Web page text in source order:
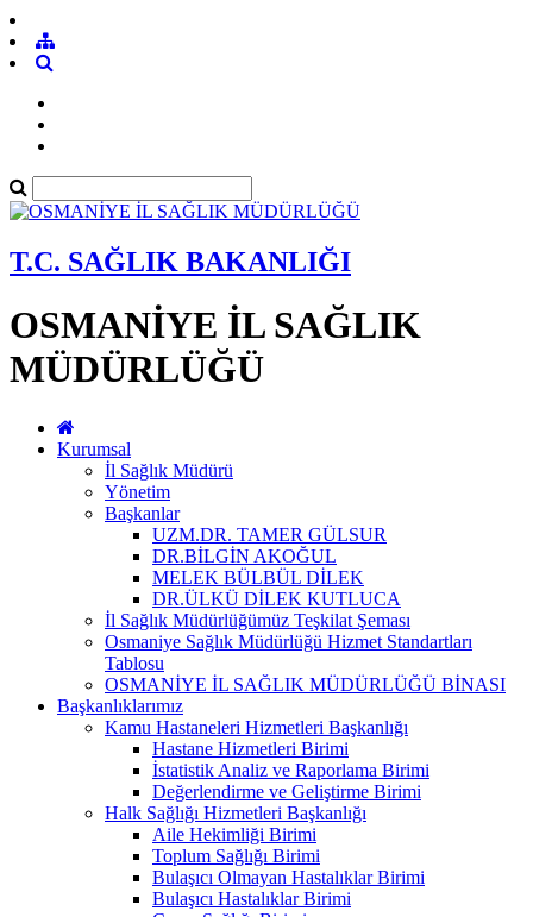
T.C. SAĞLIK BAKANLIĞI
OSMANİYE İL SAĞLIK
MÜDÜRLÜĞÜ
Kurumsal
İl Sağlık Müdürü
Yönetim
Başkanlar
UZM.DR. TAMER GÜLSUR
DR.BİLGİN AKOĞUL
MELEK BÜLBÜL DİLEK
DR.ÜLKÜ DİLEK KUTLUCA
İl Sağlık Müdürlüğümüz Teşkilat Şeması
Osmaniye Sağlık Müdürlüğü Hizmet Standartları
Tablosu
OSMANİYE İL SAĞLIK MÜDÜRLÜĞÜ BİNASI
Başkanlıklarımız
Kamu Hastaneleri Hizmetleri Başkanlığı
Hastane Hizmetleri Birimi
İstatistik Analiz ve Raporlama Birimi
Değerlendirme ve Geliştirme Birimi
Halk Sağlığı Hizmetleri Başkanlığı
Aile Hekimliği Birimi
Toplum Sağlığı Birimi
Bulaşıcı Olmayan Hastalıklar Birimi
Bulaşıcı Hastalıklar Birimi